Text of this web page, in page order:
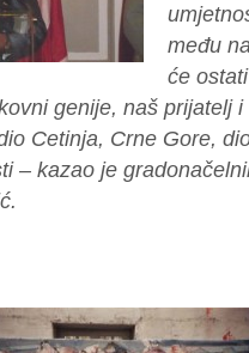
među
će
genije, naš prijatelj
Cetinja, Crne Gore,
– kazao je